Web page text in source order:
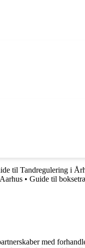
til Tandregulering i
• Guide til
med